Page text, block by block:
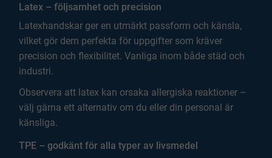
Latex – följsamhet och precision
Latexhandskar ger en utmärkt passform och känsla,
vilket gör dem perfekta för uppgifter som kräver
precision och flexibilitet. Vanliga inom både städ och
industri.
Observera att latex kan orsaka allergiska reaktioner –
välj gärna ett alternativ om du eller din personal är
känsliga.
TPE – godkänt för alla typer av livsmedel